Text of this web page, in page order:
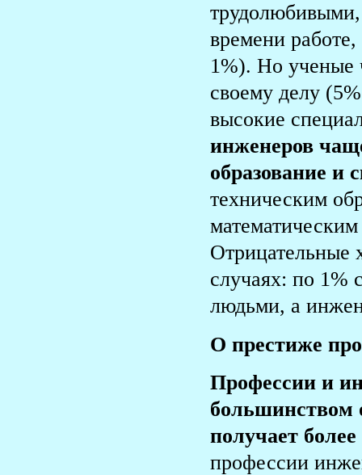
времени
1%). Но ученые
своему делу
высокие
инженеров
образование и
техническим
Отрицательные
случаях: по 1%
людьми, а
О престиже
Профессии и
большинством
получает
профессии